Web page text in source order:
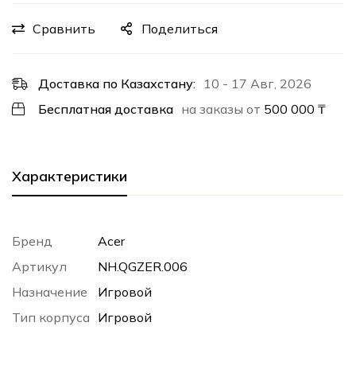
Сравнить Поделиться
Доставка по Казахстану: 10 - 17 Авг, 2026
Бесплатная доставка на заказы от 500 000 ₸
Характеристики
Бренд
Acer
Артикул
NH.QGZER.006
Назначение
Игровой
Тип корпуса Игровой